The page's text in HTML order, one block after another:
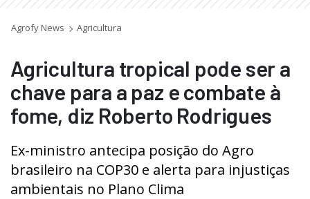
Agrofy News Agricultura
Agricultura tropical pode ser a
chave para a paz e combate à
fome, diz Roberto Rodrigues
Ex-ministro antecipa posição do Agro
brasileiro na COP30 e alerta para injustiças
ambientais no Plano Clima